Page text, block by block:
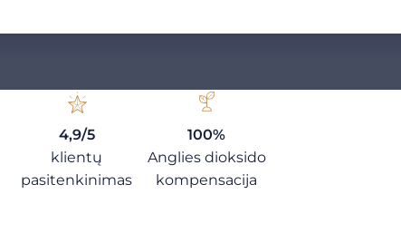
4,9/5
klientų
pasitenkinimas
100%
Anglies dioksido
kompensacija